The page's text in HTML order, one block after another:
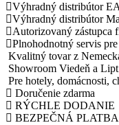
Výhradný distribútor
Výhradný distribútor
Autorizovaný zástupca
Plnohodnotný servis
Kvalitný tovar z
Showroom Viedeň a
Pre hotely, domácnosti,
Doručenie zdarma
RÝCHLE DODANIE
BEZPEČNÁ PLATBA